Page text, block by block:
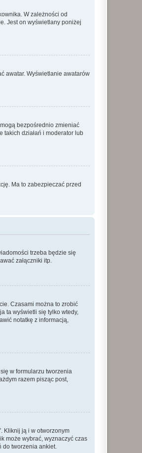
W zależności od
Jest on wyświetlany poniżej
awatar. Wyświetlanie awatarów
bezpośrednio zmieniać
takich działań i moderator lub
Ma to zabezpieczać przed
trzeba będzie się
załączniki itp.
Czasami można to zrobić
ta wyświetli się tylko wtedy,
notatkę z informacją,
w formularzu tworzenia
razem pisząc post,
Kliknij ją i w otworzonym
może wybrać, wyznaczyć czas
tworzenia ankiet.